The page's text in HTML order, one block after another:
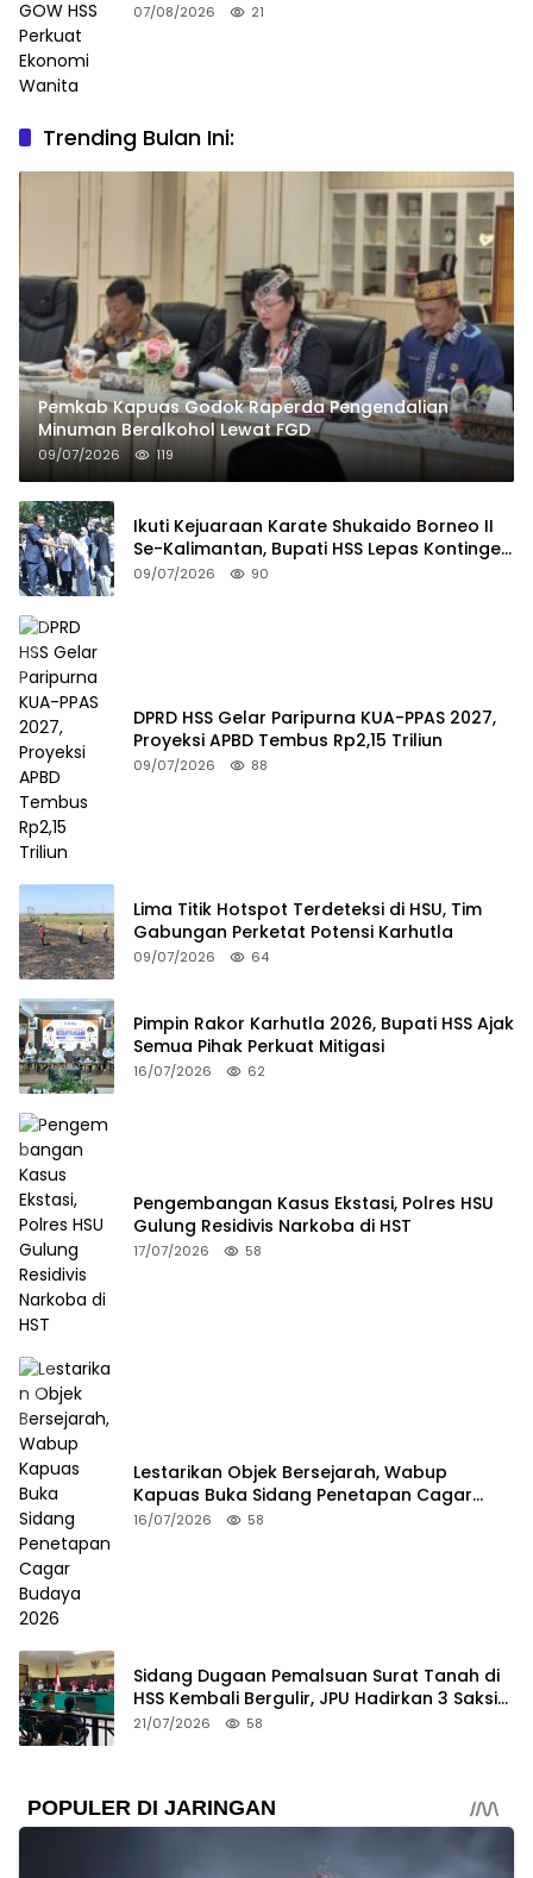
07/08/2026 21
Trending Bulan Ini:
Pemkab Kapuas Godok Raperda Pengendalian
Minuman Beralkohol Lewat FGD
09/07/2026 119
Ikuti Kejuaraan Karate Shukaido Borneo II
Se-Kalimantan, Bupati HSS Lepas Kontingen
FORKI
09/07/2026 90
DPRD HSS Gelar Paripurna KUA-PPAS 2027,
Proyeksi APBD Tembus Rp2,15 Triliun
09/07/2026 88
Lima Titik Hotspot Terdeteksi di HSU, Tim
Gabungan Perketat Potensi Karhutla
09/07/2026 64
Pimpin Rakor Karhutla 2026, Bupati HSS Ajak
Semua Pihak Perkuat Mitigasi
16/07/2026 62
Pengembangan Kasus Ekstasi, Polres HSU
Gulung Residivis Narkoba di HST
17/07/2026 58
Lestarikan Objek Bersejarah, Wabup
Kapuas Buka Sidang Penetapan Cagar
Budaya 2026
16/07/2026 58
Sidang Dugaan Pemalsuan Surat Tanah di
HSS Kembali Bergulir, JPU Hadirkan 3 Saksi
Pelapor
21/07/2026 58